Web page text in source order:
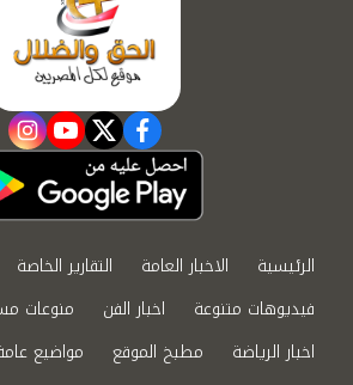
facebook
twitter
الرئيسية الاخبار العامة التقارير الخاصة
فيديوهات متنوعة
اخبار الفن
منوعات
اخبار الرياضة
مطبخ الموقع
مواضيع